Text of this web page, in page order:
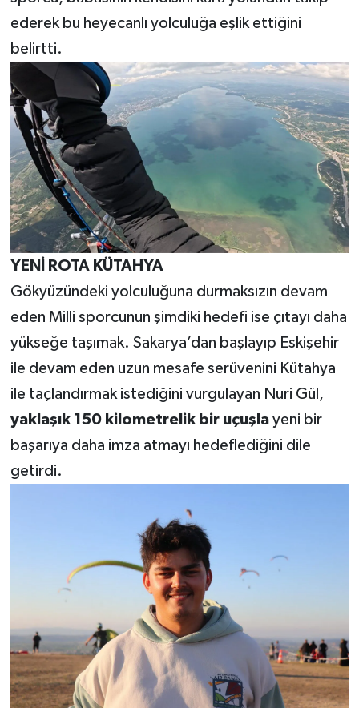
ederek bu heyecanlı yolculuğa eşlik ettiğini
belirtti.
YENİ ROTA KÜTAHYA
Gökyüzündeki yolculuğuna durmaksızın devam
eden Milli sporcunun şimdiki hedefi ise çıtayı daha
yükseğe taşımak. Sakarya’dan başlayıp Eskişehir
ile devam eden uzun mesafe serüvenini Kütahya
ile taçlandırmak istediğini vurgulayan Nuri Gül,
yaklaşık 150 kilometrelik bir uçuşlayeni bir
başarıya daha imza atmayı hedeflediğini dile
getirdi.